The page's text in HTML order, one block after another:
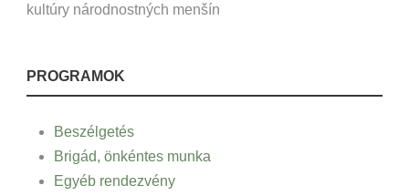
kultúry národnostných menšín
PROGRAMOK
Beszélgetés
Brigád, önkéntes munka
Egyéb rendezvény